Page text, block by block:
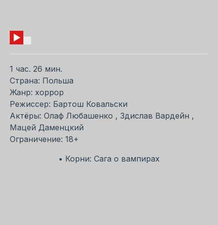
1 час. 26 мин.
Страна: Польша
Жанр: хоррор
Режиссер: Бартош Ковальски
Актёры: Олаф Любашенко , Здислав Вардейн ,
Мацей Даменцкий
Ограничение: 18+
• Корни: Сага о вампирах